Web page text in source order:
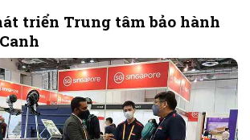
triển Trung tâm bảo hành